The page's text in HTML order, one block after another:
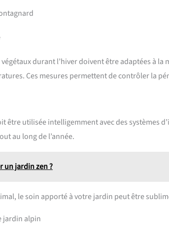
durant l’hiver doivent être adaptées à la
Ces mesures permettent de contrôler la
être utilisée intelligemment avec des systèmes
au long de l’année.
un jardin zen ?
le soin apporté à votre jardin peut être
jardin alpin